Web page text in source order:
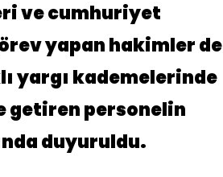
ve cumhuriyet
yapan hakimler de
yargı kademelerinde
getiren personelin
duyuruldu.